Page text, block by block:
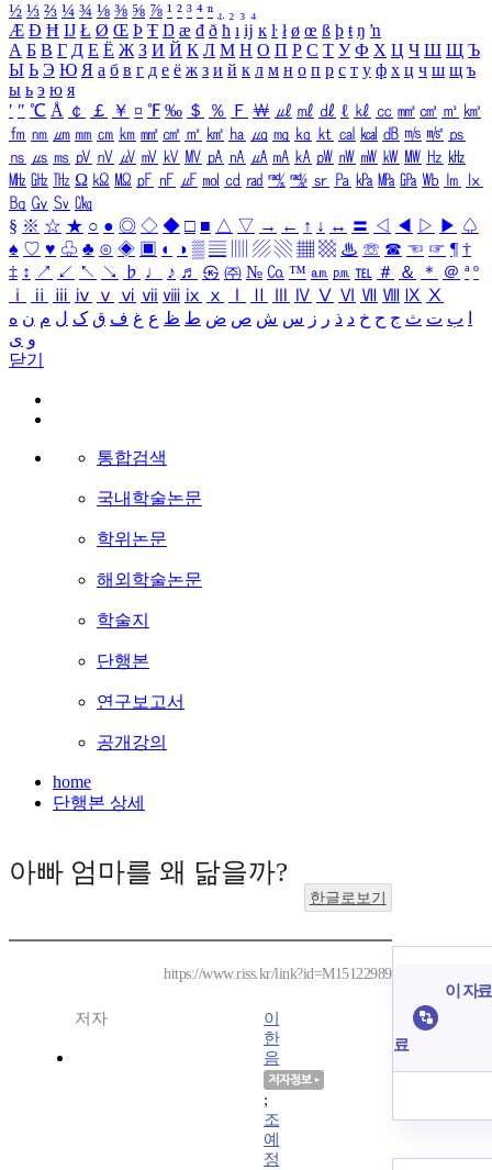
½ ⅓ ⅔ ¼ ¾ ⅛ ⅜ ⅝ ⅞ ¹ ² ³ ⁴ ⁿ ₁ ₂ ₃ ₄
Æ Ð Ħ Ĳ Ł Ø Œ Þ Ŧ Ŋ æ đ ð ħ ı ĳ ĸ ŀ ł ø œ ß þ ŧ ŋ ŉ
А Б В Г Д Е Ё Ж З И Й К Л М Н О П Р С Т У Ф Х Ц Ч Ш Щ Ъ
Ы Ь Э Ю Я а б в г д е ё ж з и й к л м н о п р с т у ф х ц ч ш щ ъ
ы ь э ю я
′ ″ ℃ Å ￠ ￡ ￥ ¤ ℉ ‰ ＄ ％ Ｆ ￦ ㎕ ㎖ ㎗ ℓ ㎘ ㏄ ㎣ ㎤ ㎥ ㎦
㎙ ㎚ ㎛ ㎜ ㎝ ㎞ ㎟ ㎠ ㎡ ㎢ ㏊ ㎍ ㎎ ㎏ ㏏ ㎈ ㎉ ㏈ ㎧ ㎨ ㎰
㎱ ㎲ ㎳ ㎴ ㎵ ㎶ ㎷ ㎸ ㎹ ㎀ ㎁ ㎂ ㎃ ㎄ ㎺ ㎻ ㎽ ㎾ ㎿ ㎐ ㎑
㎒ ㎓ ㎔ Ω ㏀ ㏁ ㎊ ㎋ ㎌ ㏖ ㏅ ㎭ ㎮ ㎯ ㏛ ㎩ ㎪ ㎫ ㎬ ㏝ ㏐
㏓
㏃ ㏉ ㏜ ㏆
§ ※ ☆ ★ ○ ● ◎ ◇ ◆ □ ■ △ ▽ → ← ↑ ↓ ↔ 〓 ◁ ◀ ▷ ▶ ♤
♠ ♡ ♥ ♧ ♣ ⊙ ◈ ▣ ◐ ◑ ▒ ▤ ▨ ▧ ▦ ▩ ♨ ☏ ☎ ☜ ☞ ¶ †
‡ ↕ ↗ ↙ ↖ ↘ ♭ ♩ ♪ ♬ ㉿ ㈜ № ㏇ ™ ㏂ ㏘ ℡ ＃ ＆ ＊ ＠ ª º
ⅰ
ⅱ ⅲ ⅳ ⅴ ⅵ ⅶ ⅷ ⅸ ⅹ Ⅳ Ⅴ Ⅵ Ⅶ Ⅷ Ⅸ Ⅹ
ب ت ث ج ح خ د ذ ر ز س ش ص ض ط ظ ع غ ف ق ک ل م ن ه
و ی
닫기
통합검색
국내학술논문
학위논문
해외학술논문
학술지
단행본
연구보고서
공개강의
home
단행본 상세
아빠 엄마를 왜 닮을까?
한글로보기
https://www.riss.kr/link?id=M15122989
저자
이
한
음
;
조
예
정
이 자
료